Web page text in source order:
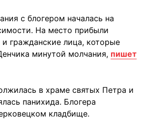
с блогером началась на
На место прибыли
гражданские лица, которые
минутой молчания, пишет
в храме святых Петра и
панихида. Блогера
кладбище.